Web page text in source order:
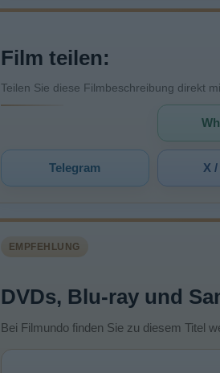
Film teilen:
Teilen Sie diese Filmbeschreibung direkt
Telegram X
EMPFEHLUNG
DVDs, Blu-ray und
Bei Filmundo finden Sie zu diesem Titel